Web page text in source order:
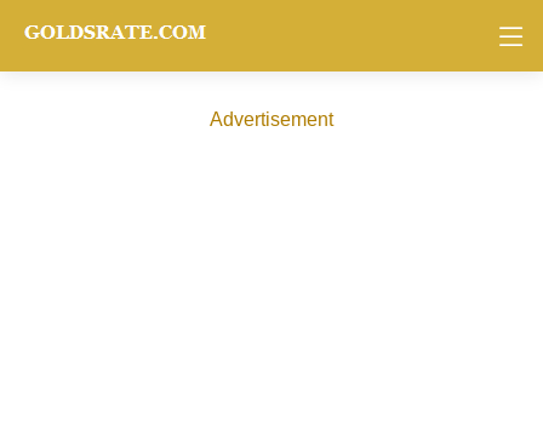
Advertisement